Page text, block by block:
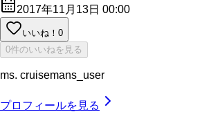
2017年11月13日 00:00
いいね！ 0
0件のいいねを見る
ms. cruisemans_user
プロフィールを見る